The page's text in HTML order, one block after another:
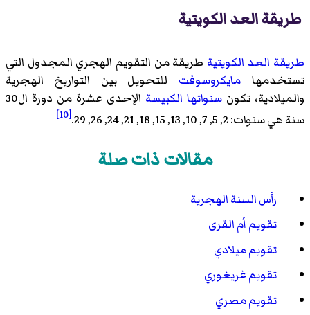
طريقة العد الكويتية
طريقة العد الكويتية طریقة من التقویم الهجري المجدول التي
تستخدمها مايكروسوفت للتحويل بين التواريخ الهجرية
والميلادية، تكون سنواتها الكبیسة
الإحدی عشرة من دورة ال30
سنة هي سنوات: 2, 5, 7, 10, 13, 15, 18, 21, 24, 26, 29.
[10]
مقالات ذات صلة
رأس السنة الهجرية
تقويم أم القرى
تقويم ميلادي
تقويم غريغوري
تقويم مصري